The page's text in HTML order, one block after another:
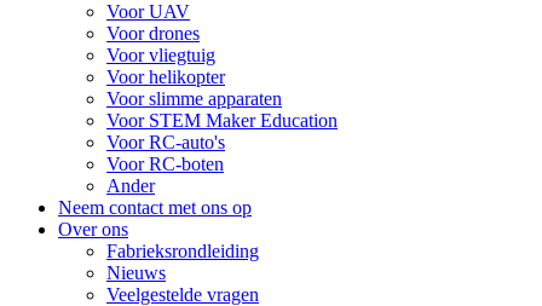
Voor UAV
Voor drones
Voor vliegtuig
Voor helikopter
Voor slimme apparaten
Voor STEM Maker Education
Voor RC-auto's
Voor RC-boten
Ander
Neem contact met ons op
Over ons
Fabrieksrondleiding
Nieuws
Veelgestelde vragen